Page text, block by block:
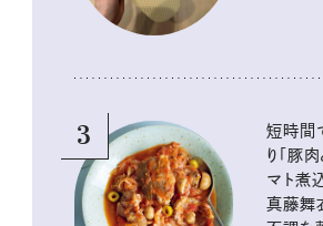
3
短時間
り「豚
マト煮
真藤舞